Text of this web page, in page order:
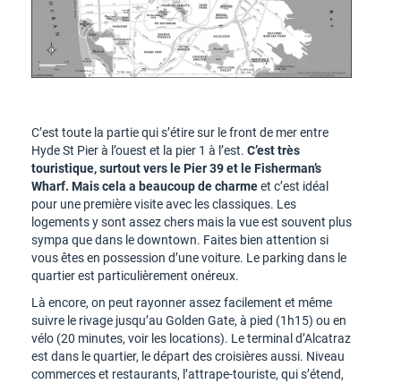
C’est toute la partie qui s’étire sur le front de mer entre
Hyde St Pier à l’ouest et la pier 1 à l’est. C’est très
touristique, surtout vers le Pier 39 et le Fisherman’s
Wharf. Mais cela a beaucoup de charmeet c’est idéal
pour une première visite avec les classiques. Les
logements y sont assez chers mais la vue est souvent plus
sympa que dans le downtown. Faites bien attention si
vous êtes en possession d’une voiture. Le parking dans le
quartier est particulièrement onéreux.
Là encore, on peut rayonner assez facilement et même
suivre le rivage jusqu’au Golden Gate, à pied (1h15) ou en
vélo (20 minutes, voir les locations). Le terminal d’Alcatraz
est dans le quartier, le départ des croisières aussi. Niveau
commerces et restaurants, l’attrape-touriste, qui s’étend,